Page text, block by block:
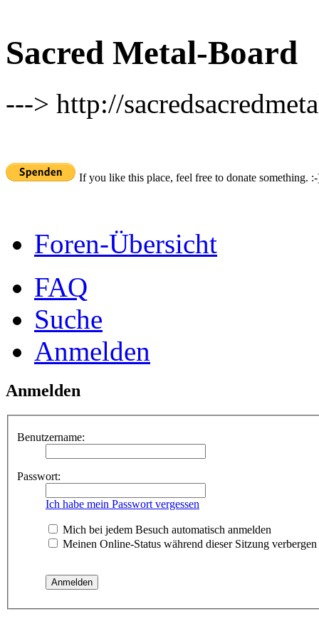
Sacred Metal-Board
---> http://
If you like this place, feel free to donate something.
Foren-Übersicht
FAQ
Suche
Anmelden
Anmelden
Benutzername:
Passwort:
Ich habe mein Passwort vergessen
Mich bei jedem Besuch automatisch anmelden
Meinen Online-Status während dieser Sitzung verbergen